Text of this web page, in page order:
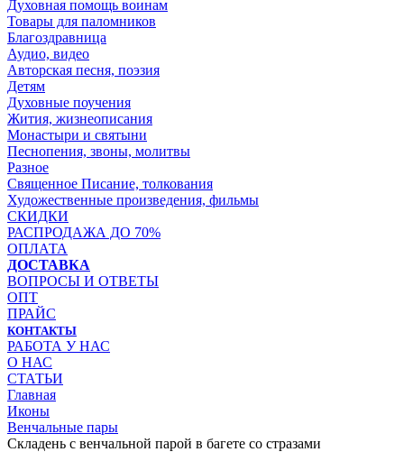
Духовная помощь воинам
Товары для паломников
Благоздравница
Аудио, видео
Авторская песня, поэзия
Детям
Духовные поучения
Жития, жизнеописания
Монастыри и святыни
Песнопения, звоны, молитвы
Разное
Священное Писание, толкования
Художественные произведения, фильмы
СКИДКИ
РАСПРОДАЖА ДО 70%
ОПЛАТА
ДОСТАВКА
ВОПРОСЫ И ОТВЕТЫ
ОПТ
ПРАЙС
КОНТАКТЫ
РАБОТА У НАС
О НАС
СТАТЬИ
Главная
Иконы
Венчальные пары
Складень с венчальной парой в багете со стразами